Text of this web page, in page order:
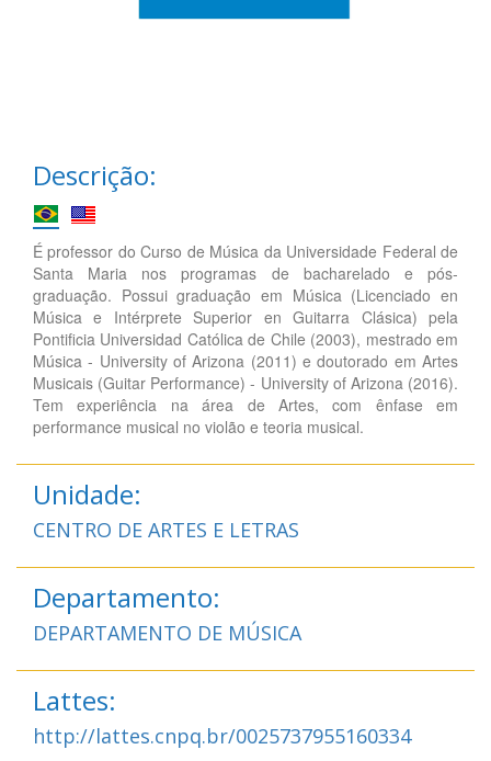
Descrição:
É professor do Curso de Música da Universidade Federal de
Santa Maria nos programas de bacharelado e pós-
graduação. Possui graduação em Música (Licenciado en
Música e Intérprete Superior en Guitarra Clásica) pela
Pontificia Universidad Católica de Chile (2003), mestrado em
Música - University of Arizona (2011) e doutorado em Artes
Musicais (Guitar Performance) - University of Arizona (2016).
Tem experiência na área de Artes, com ênfase em
performance musical no violão e teoria musical.
Unidade:
CENTRO DE ARTES E LETRAS
Departamento:
DEPARTAMENTO DE MÚSICA
Lattes:
http://lattes.cnpq.br/0025737955160334